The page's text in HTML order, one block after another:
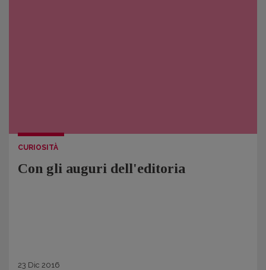
CURIOSITÀ
Con gli auguri dell'editoria
23 Dic 2016